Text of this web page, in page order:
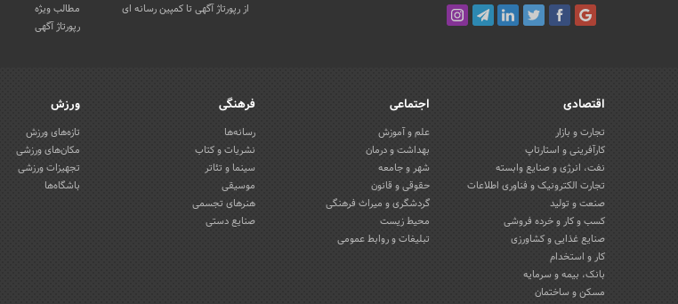
از رپورتاژ آگهی تا کمپین رسانه ای
مطالب ویژه
رپورتاژ آگهی
اقتصادی
تجارت و بازار
کارآفرینی و استارتاپ
نفت، انرژی و صنایع وابسته
تجارت الکترونیک و فناوری اطلاعات
صنعت و تولید
کسب و کار و خرده فروشی
صنایع غذایی و کشاورزی
کار و استخدام
بانک، بیمه و سرمایه
مسکن و ساختمان
اجتماعی
علم و آموزش
بهداشت و درمان
شهر و جامعه
حقوقی و قانون
گردشگری و میراث فرهنگی
محیط زیست
تبلیغات و روابط عمومی
فرهنگی
رسانه‌ها
نشریات و کتاب
سینما و تئاتر
موسیقی
هنرهای تجسمی
صنایع دستی
ورزش
تازه‌های ورزش
مکان‌های ورزشی
تجهیزات ورزشی
باشگاه‌ها